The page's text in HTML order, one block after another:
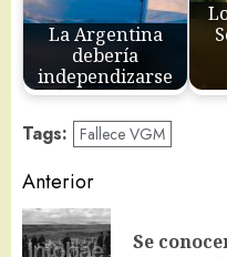
La Argentina
debería
independizarse
Tags: Fallece VGM
Navegación
de
Anterior
Se